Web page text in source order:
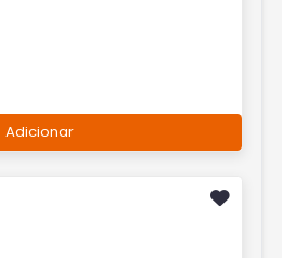
Adicionar